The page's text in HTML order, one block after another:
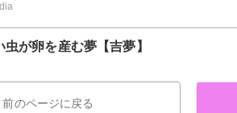
虫が卵を産む夢【吉夢】
前のページに戻る